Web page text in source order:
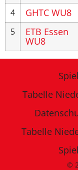
4 GHTC WU8
5
ETB Essen
WU8
Tabelle
Tabelle
©